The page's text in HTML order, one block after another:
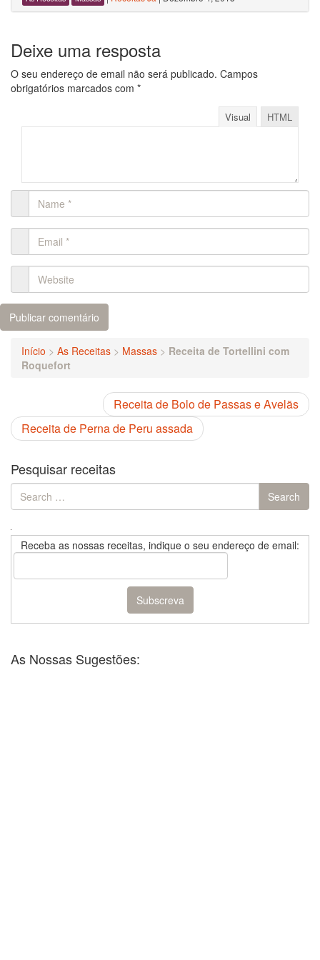
Deixe uma resposta
O seu endereço de email não será publicado. Campos
obrigatórios marcados com *
Visual HTML
Início > As Receitas > Massas > Receita de Tortellini com
Roquefort
Receita de Bolo de Passas e Avelãs
Receita de Perna de Peru assada
Pesquisar receitas
Search
for:
Search
Receba as nossas receitas, indique o seu endereço de email:
As Nossas Sugestões: